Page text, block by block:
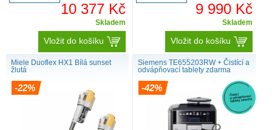
10 377 Kč
Skladem
Vložit do košíku
9 990 Kč
Skladem
Vložit do košíku
Miele Duoflex HX1 Bílá sunset
žlutá
-22%
Siemens TE655203RW + Čistící a
odvápňovací tablety zdarma
-42%